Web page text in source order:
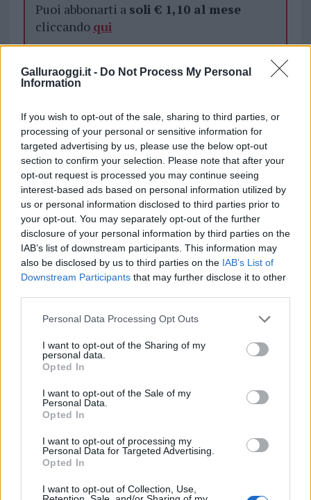
Galluraoggi.it - Do Not Process My Personal
Information
If you wish to opt-out of the sale, sharing to third parties, or
processing of your personal or sensitive information for
targeted advertising by us, please use the below opt-out
section to confirm your selection. Please note that after your
opt-out request is processed you may continue seeing
interest-based ads based on personal information utilized by
us or personal information disclosed to third parties prior to
your opt-out. You may separately opt-out of the further
disclosure of your personal information by third parties on the
IAB’s list of downstream participants. This information may
also be disclosed by us to third parties on the IAB’s List of
Downstream Participants that may further disclose it to other
Please note that this website/app uses one or more Google
not limited to your visit or usage behaviour. You may click to
grant or deny consent to Google and its third-party tags to
use your data for below specified purposes in below Google
consent section.
Personal Data Processing Opt Outs
I want to opt-out of the Sharing of my
personal data.
Opted In
I want to opt-out of the Sale of my
Personal Data.
Opted In
I want to opt-out of processing my
Personal Data for Targeted Advertising.
Opted In
I want to opt-out of Collection, Use,
Puoi abbonarti a soli € 1,10 al mese
cliccando qui
Sei già abbonato?
sezioneLogindal menù del sito o
cliccandoqui
TEMI: Incendio Incendio Siniscola
Inviaci le tue segnalazioni,
i tuoi video e le tue foto
Su WhatsApp al numero +39
345 356 7512
Notizie in tempo reale?
Entra nel canale telegram di
Ricevi le nostre ultime news
daGoogle News